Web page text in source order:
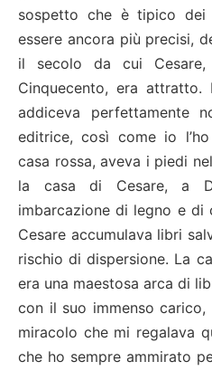
sospetto che è tipico dei
essere ancora più precisi,
il secolo da cui
Cinquecento, era
addiceva perfettamente
editrice, così come io
casa rossa, aveva i piedi
la casa di Cesare, a
imbarcazione di legno e di
Cesare accumulava libri
rischio di dispersione. La
era una maestosa arca di
con il suo immenso carico,
miracolo che mi regalava
che ho sempre ammirato